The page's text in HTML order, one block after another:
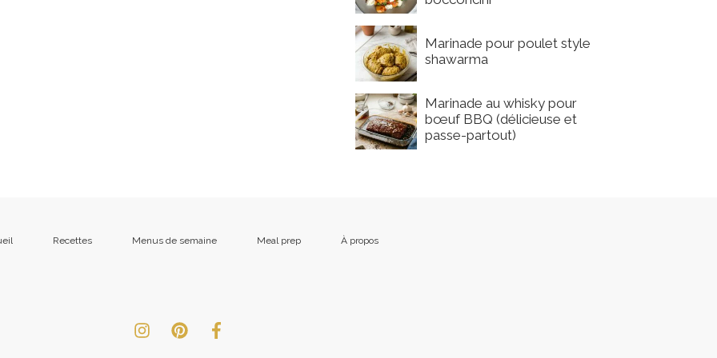
Marinade pour poulet style
shawarma
Marinade au whisky pour
bœuf BBQ (délicieuse et
passe-partout)
Recettes Menus de semaine Meal prep À propos